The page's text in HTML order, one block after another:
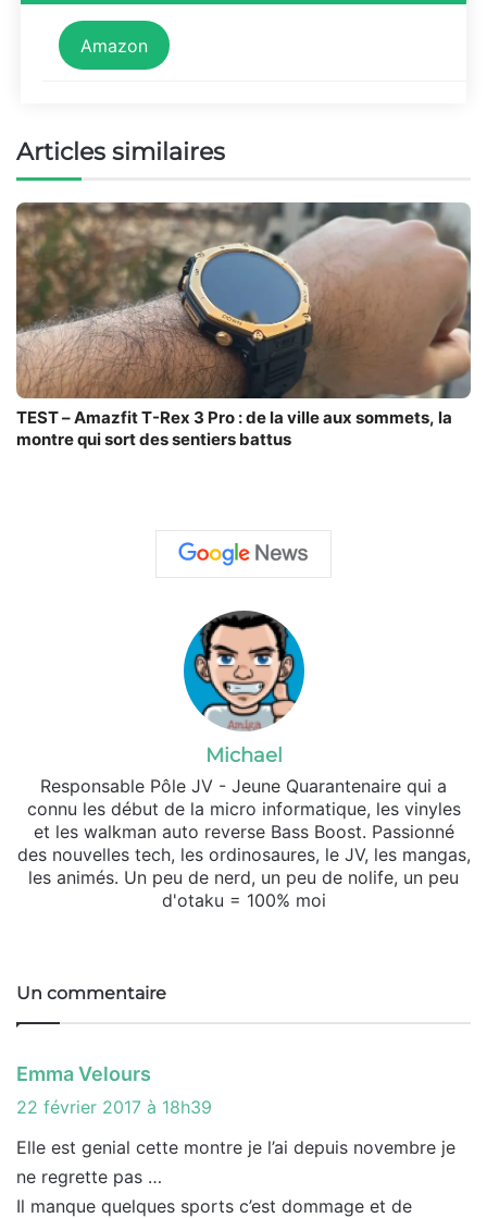
Amazon
Articles similaires
TEST – Amazfit T-Rex 3 Pro : de la ville aux sommets, la
montre qui sort des sentiers battus
Michael
Responsable Pôle JV - Jeune Quarantenaire qui a
connu les début de la micro informatique, les vinyles
et les walkman auto reverse Bass Boost. Passionné
des nouvelles tech, les ordinosaures, le JV, les mangas,
les animés. Un peu de nerd, un peu de nolife, un peu
d'otaku = 100% moi
Un commentaire
Emma Velours
i
22 février 2017 à 18h39
Elle est genial cette montre je l’ai depuis novembre je
ne regrette pas …
Il manque quelques sports c’est dommage et de